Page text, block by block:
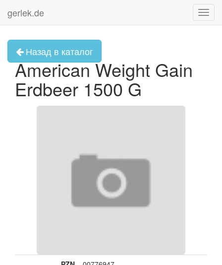
gerlek.de
Назад в каталог
American Weight Gain
Erdbeer 1500 G